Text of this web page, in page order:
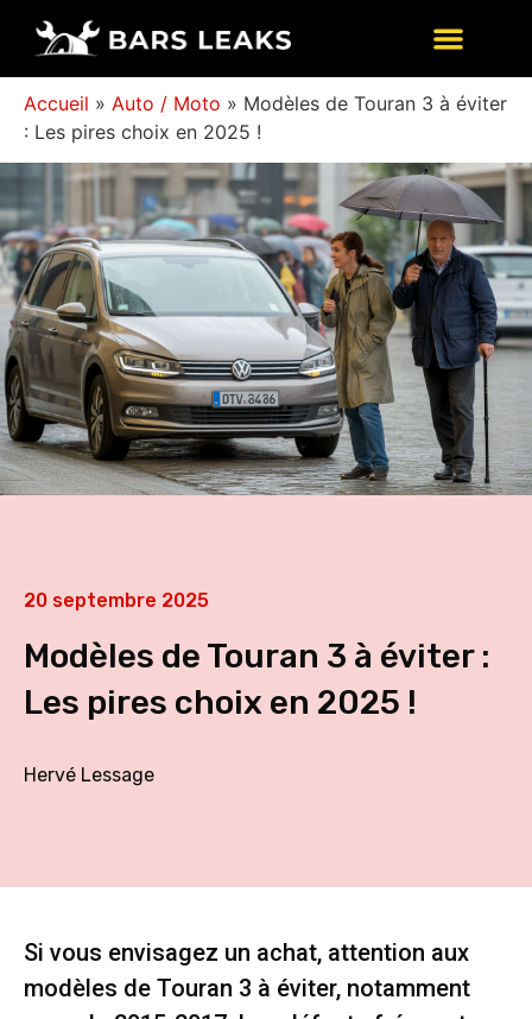
Accueil » Auto / Moto » Modèles de Touran 3 à éviter
: Les pires choix en 2025 !
20 septembre 2025
Modèles de Touran 3 à éviter :
Les pires choix en 2025 !
Hervé Lessage
Si vous envisagez un achat, attention aux
modèles de Touran 3 à éviter, notamment